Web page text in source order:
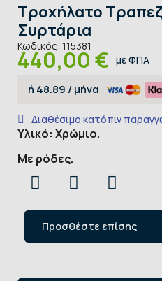
Τροχήλατο
Συρτάρια
Κωδικός: 115381
440,00 € με ΦΠΑ
ή 48.89 / μήνα
Διαθέσιμο κατόπιν
Υλικό: Χρώμιο.
Με ρόδες.
Προσθέστε επίσης